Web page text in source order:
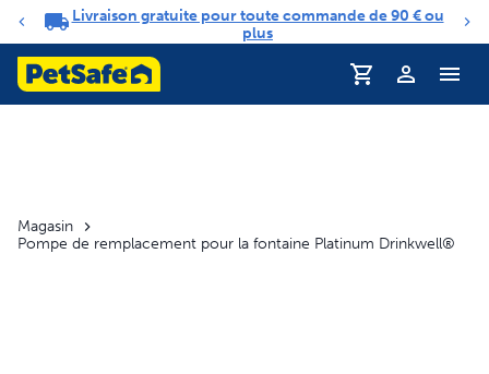
Carrousel de notifications
Livraison gratuite pour toute commande de 90 € ou
plus
Profil
Magasin
Pompe de remplacement pour la fontaine Platinum Drinkwell®